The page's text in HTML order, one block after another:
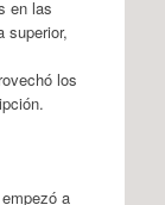
en las
superior,
los
a